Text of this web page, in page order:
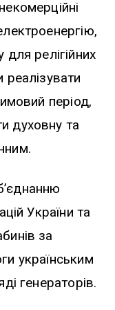
релігійних
період,
духовну та
України та
за
українським
генераторів.